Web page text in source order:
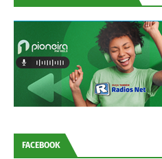
FACEBOOK